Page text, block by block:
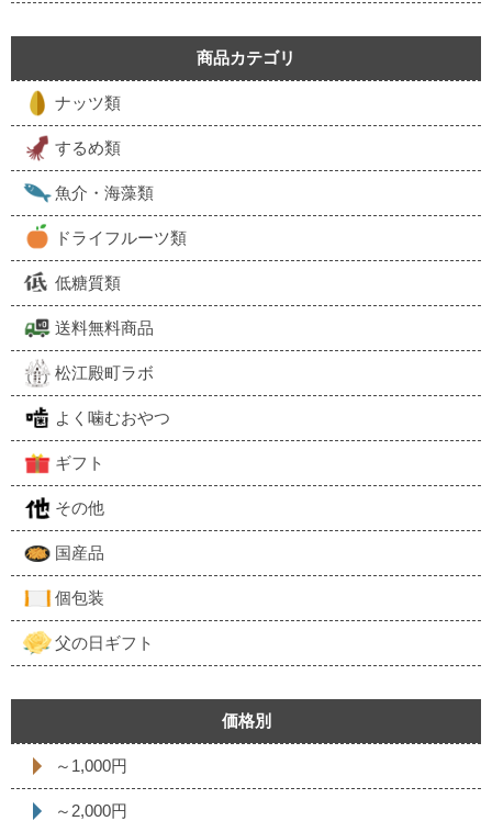
商品カテゴリ
ナッツ類
するめ類
魚介・海藻類
ドライフルーツ類
低糖質類
送料無料商品
松江殿町ラボ
よく噛むおやつ
ギフト
その他
国産品
個包装
父の日ギフト
価格別
～1,000円
～2,000円